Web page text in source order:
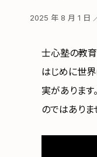
2025 年 8 月 1 日
士心塾の教育
はじめに世
実があります
のではありま